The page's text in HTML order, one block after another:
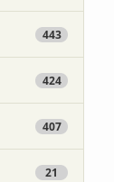
443
424
407
21